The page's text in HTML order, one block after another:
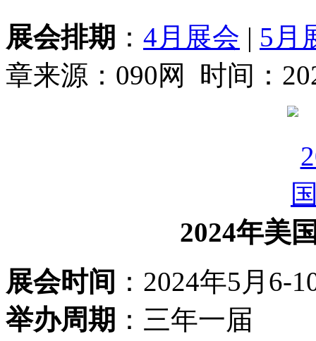
展会排期 ： 4月展会 | 5月
章来源：090网 时间：
2024年美
展会时间 ：2024年5
举办周期 ：三年一届